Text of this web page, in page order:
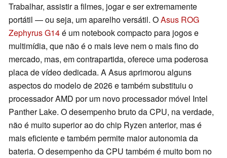
Trabalhar, assistir a filmes, jogar e ser extremamente
portátil — ou seja, um aparelho versátil. OAsus ROG
Zephyrus G14é um notebook compacto para jogos e
multimídia, que não é o mais leve nem o mais fino do
mercado, mas, em contrapartida, oferece uma poderosa
placa de vídeo dedicada. A Asus aprimorou alguns
aspectos do modelo de 2026 e também substituiu o
processador AMD por um novo processador móvel Intel
Panther Lake. O desempenho bruto da CPU, na verdade,
não é muito superior ao do chip Ryzen anterior, mas é
mais eficiente e também permite maior autonomia da
bateria. O desempenho da CPU também é muito bom no